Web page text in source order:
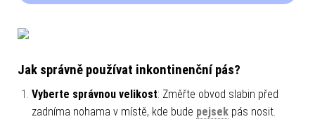
Jak správně používat inkontinenční pás?
Vyberte správnou velikost: Změřte obvod slabin před
zadníma nohama v místě, kde bude pejsek pás nosit.